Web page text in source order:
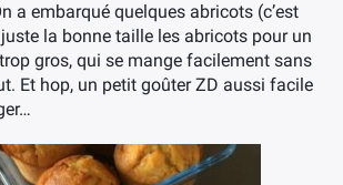
a embarqué quelques abricots (c’est
juste la bonne taille les abricots pour un
gros, qui se mange facilement sans
Et hop, un petit goûter ZD aussi facile